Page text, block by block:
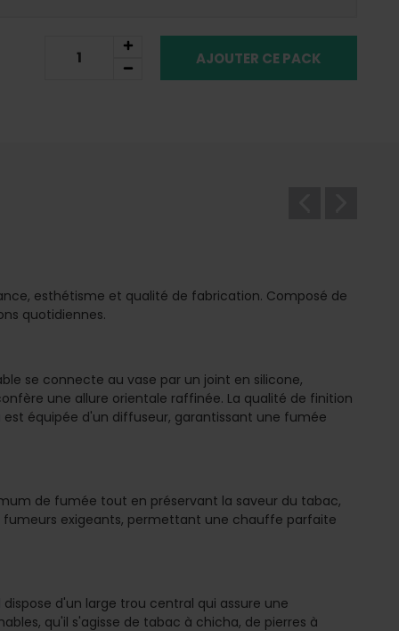
AJOUTER CE PACK
esthétisme et qualité de fabrication. Composé de
quotidiennes.
se connecte au vase par un joint en silicone,
une allure orientale raffinée. La qualité de finition
équipée d'un diffuseur, garantissant une fumée
de fumée tout en préservant la saveur du tabac,
exigeants, permettant une chauffe parfaite
d'un large trou central qui assure une
qu'il s'agisse de tabac à chicha, de pierres à